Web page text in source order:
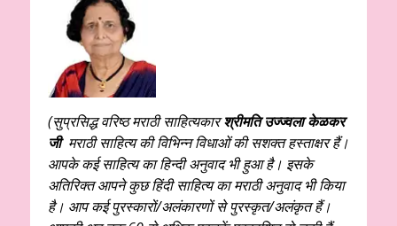
(सुप्रसिद्ध वरिष्ठ मराठीसाहित्यकारश्रीमति उज्ज्वला केळकर
जीमराठी साहित्य की विभिन्न विधाओं की सशक्त हस्ताक्षर हैं।
आपके कई साहित्य का हिन्दी अनुवाद भी हुआ है। इसके
अतिरिक्त आपने कुछ हिंदी साहित्य का मराठी अनुवाद भी किया
है। आप कई पुरस्कारों/अलंकारणों से पुरस्कृत/अलंकृत हैं।